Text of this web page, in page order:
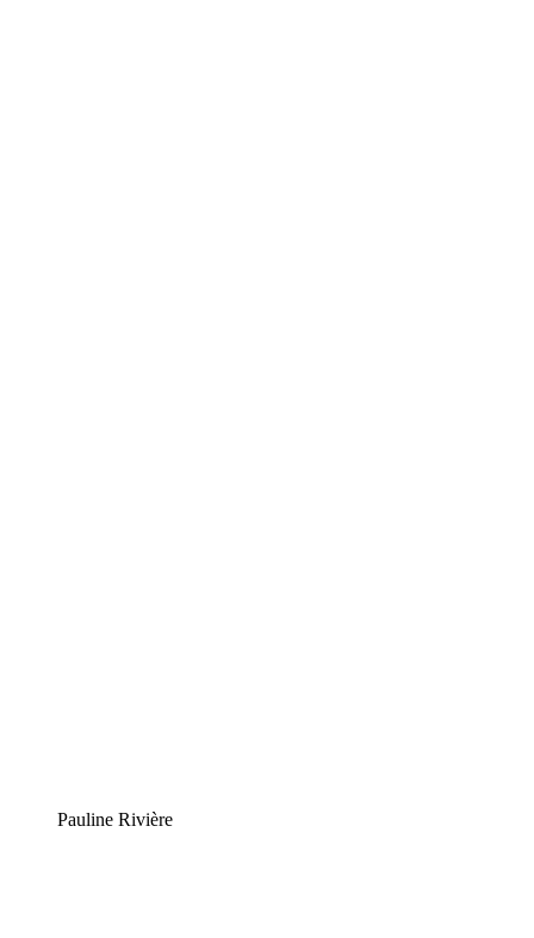
Pauline Rivière